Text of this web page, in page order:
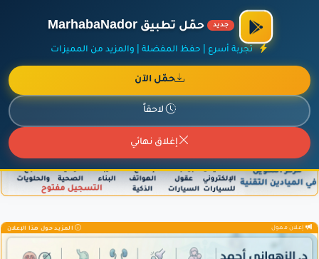
الراعي الرسمي لمنصة مرحباناظور،
أضف نشاطك مجاناً| آخر الإضافات|
جديد حمّل تطبيق MarhabaNador
تجربة أسرع | حفظ المفضلة | والمزيد من المميزات
حمّل الآن
لاحقاً
إغلاق نهائي
المزيد حول هذا الإعلان
إعلان ممول المزيد حول هذا الإعلان